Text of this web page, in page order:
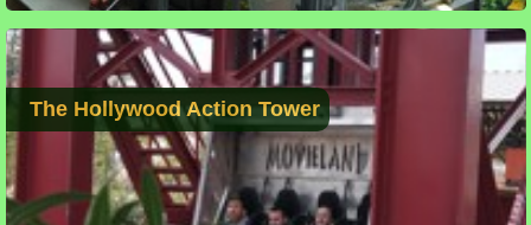
The Hollywood Action Tower